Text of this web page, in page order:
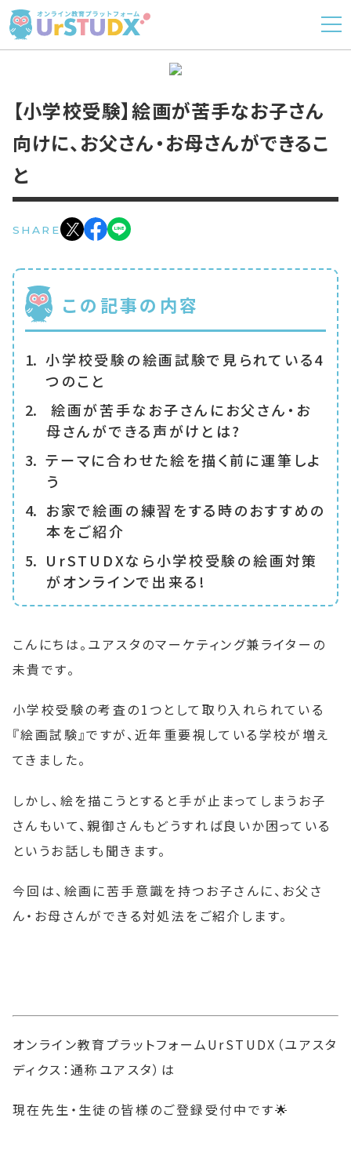
【小学校受験】絵画が苦手なお子さん
向けに、お父さん・お母さんができるこ
と
SHARE
この記事の内容
小学校受験の絵画試験で見られている4
つのこと
絵画が苦手なお子さんにお父さん・お
母さんができる声がけとは?
テーマに合わせた絵を描く前に運筆しよ
う
お家で絵画の練習をする時のおすすめの
本をご紹介
UrSTUDXなら小学校受験の絵画対策
がオンラインで出来る!
こんにちは。ユアスタのマーケティング兼ライターの
未貴です。
小学校受験の考査の1つとして取り入れられている
『絵画試験』ですが、近年重要視している学校が増え
てきました。
しかし、絵を描こうとすると手が止まってしまうお子
さんもいて、親御さんもどうすれば良いか困っている
というお話しも聞きます。
今回は、絵画に苦手意識を持つお子さんに、お父さ
ん・お母さんができる対処法をご紹介します。
オンライン教育プラットフォームUrSTUDX（ユアスタ
ディクス：通称ユアスタ）は
現在先生・生徒の皆様のご登録受付中です🌟